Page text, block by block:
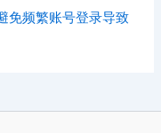
免频繁账号登录导致